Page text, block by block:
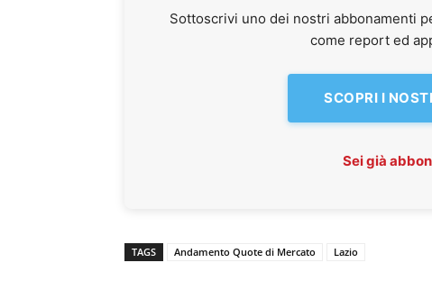
Sottoscrivi uno dei nostri abbonamenti
come report ed
SCOPRI I
Sei già
TAGS Andamento Quote di Mercato Lazio